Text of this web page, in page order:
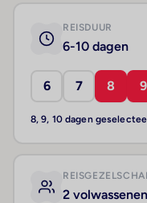
REISDUUR
6-10 dagen
6 7 8 9
8, 9, 10 dagen
2 volwassenen